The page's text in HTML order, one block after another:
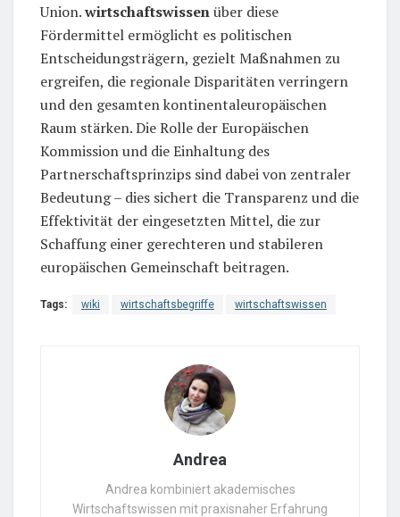
Union.wirtschaftswissenüber diese
Fördermittel ermöglicht es politischen
Entscheidungsträgern, gezielt Maßnahmen zu
ergreifen, die regionale Disparitäten verringern
und den gesamten kontinentaleuropäischen
Raum stärken. Die Rolle der Europäischen
Kommission und die Einhaltung des
Partnerschaftsprinzips sind dabei von zentraler
Bedeutung – dies sichert die Transparenz und die
Effektivität der eingesetzten Mittel, die zur
Schaffung einer gerechteren und stabileren
europäischen Gemeinschaft beitragen.
Tags: wiki wirtschaftsbegriffe wirtschaftswissen
Andrea
Andrea kombiniert akademisches
Wirtschaftswissen mit praxisnaher Erfahrung